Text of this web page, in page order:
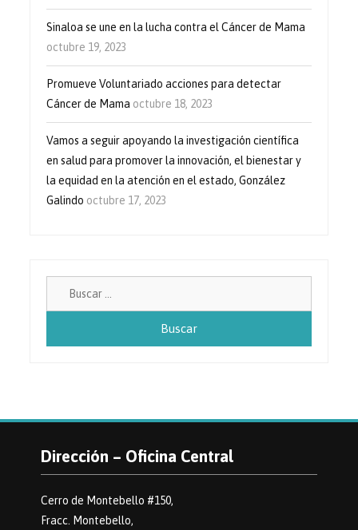
Sinaloa se une en la lucha contra el Cáncer de Mama
octubre 19, 2023
Promueve Voluntariado acciones para detectar
Cáncer de Mama octubre 18, 2023
Vamos a seguir apoyando la investigación científica
en salud para promover la innovación, el bienestar y
la equidad en la atención en el estado, González
Galindo octubre 17, 2023
Dirección – Oficina Central
Cerro de Montebello #150,
Fracc. Montebello,